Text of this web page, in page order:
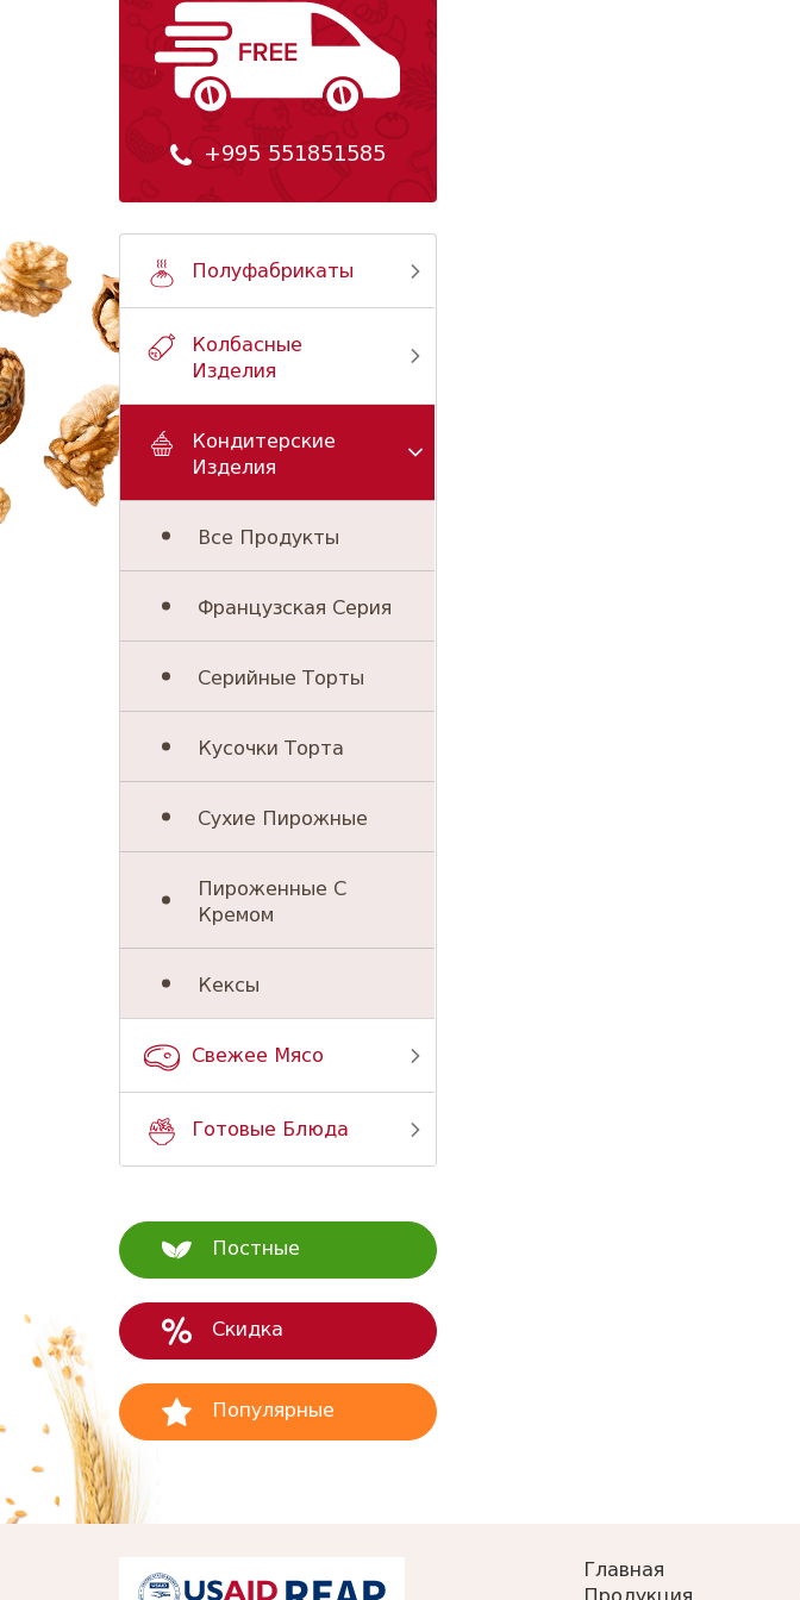
+995 551851585
Полуфабрикаты
Колбасные
Изделия
Кондитерские
Изделия
Все Продукты
Французская Серия
Серийные Торты
Кусочки Торта
Сухие Пирожные
Пироженные С
Кремом
Кексы
Свежее Мясо
Готовые Блюда
Постные
Скидка
Популярные
Главная